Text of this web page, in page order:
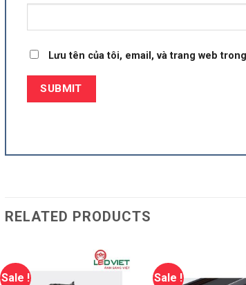
Lưu tên của tôi, email, và trang web
RELATED PRODUCTS
Sale ! Sale !